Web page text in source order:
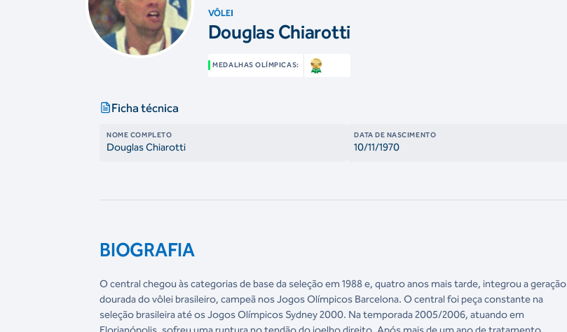
VÔLEI
Douglas Chiarotti
MEDALHAS OLÍMPICAS:
Ficha técnica
NOME COMPLETO
Douglas Chiarotti
DATA DE NASCIMENTO
10/11/1970
BIOGRAFIA
O central chegou às categorias de base da seleção em 1988 e, quatro anos mais tarde, integrou a geração
dourada do vôlei brasileiro, campeã nos Jogos Olímpicos Barcelona. O central foi peça constante na
seleção brasileira até os Jogos Olímpicos Sydney 2000. Na temporada 2005/2006, atuando em